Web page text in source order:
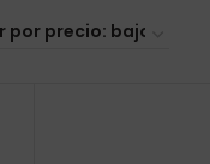
precio: